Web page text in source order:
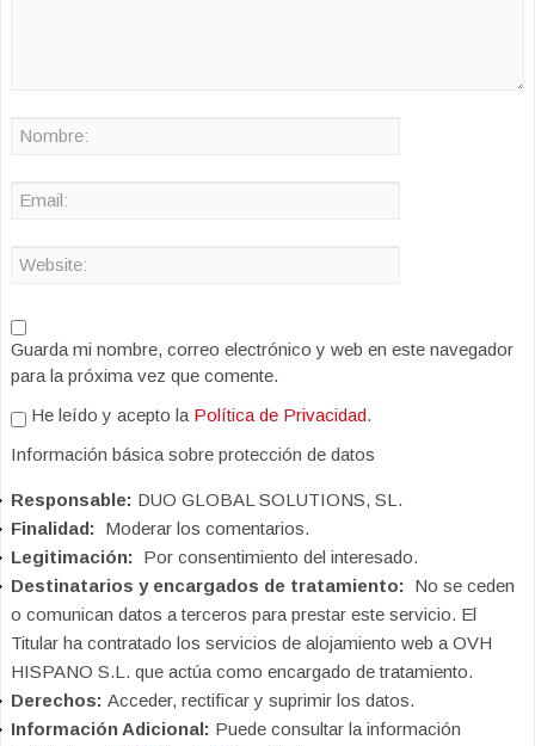
Guarda mi nombre, correo electrónico y web en este navegador
para la próxima vez que comente.
He leído y acepto la Política de Privacidad.
Información básica sobre protección de datos
Responsable: DUO GLOBAL SOLUTIONS, SL.
Finalidad: Moderar los comentarios.
Legitimación: Por consentimiento del interesado.
Destinatarios y encargados de tratamiento: No se ceden
o comunican datos a terceros para prestar este servicio. El
Titular ha contratado los servicios de alojamiento web a OVH
HISPANO S.L. que actúa como encargado de tratamiento.
Derechos: Acceder, rectificar y suprimir los datos.
Información Adicional: Puede consultar la información